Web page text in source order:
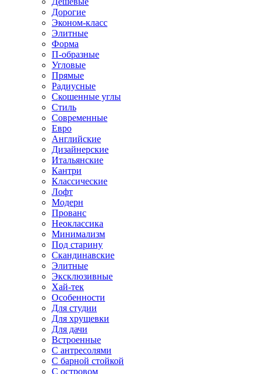
Дорогие
Эконом-класс
Элитные
Форма
П-образные
Угловые
Прямые
Радиусные
Скошенные углы
Стиль
Современные
Евро
Английские
Дизайнерские
Итальянские
Кантри
Классические
Лофт
Модерн
Прованс
Неоклассика
Минимализм
Под старину
Скандинавские
Элитные
Эксклюзивные
Хай-тек
Особенности
Для студии
Для хрущевки
Для дачи
Встроенные
С антресолями
С барной стойкой
С островом